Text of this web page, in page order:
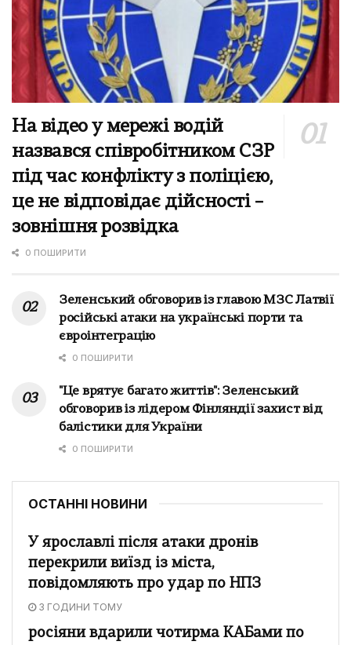
На відео у мережі водій
назвався співробітником СЗР
під час конфлікту з поліцією,
це не відповідає дійсності –
зовнішня розвідка
0 ПОШИРИТИ
Зеленський обговорив із главою МЗС Латвії
російські атаки на українські порти та
євроінтеграцію
0 ПОШИРИТИ
"Це врятує багато життів": Зеленський
обговорив із лідером Фінляндії захист від
балістики для України
0 ПОШИРИТИ
ОСТАННІ НОВИНИ
У ярославлі після атаки дронів
перекрили виїзд із міста,
повідомляють про удар по НПЗ
3 ГОДИНИ ТОМУ
росіяни вдарили чотирма КАБами по